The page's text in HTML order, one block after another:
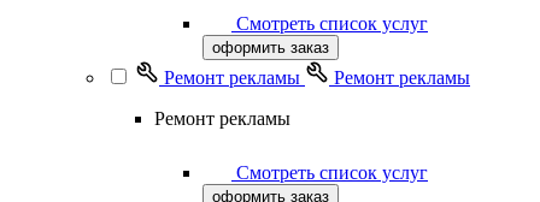
Смотреть список услуг
оформить заказ
Ремонт рекламы
Ремонт рекламы
Ремонт рекламы
Смотреть список услуг
оформить заказ